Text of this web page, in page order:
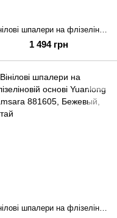
1 494 грн
Вінілові шпалери на флізеліновій основі Yuanlong Samsara 881605